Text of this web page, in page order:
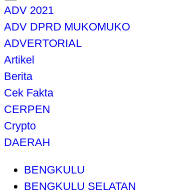
ADV 2021
ADV DPRD MUKOMUKO
ADVERTORIAL
Artikel
Berita
Cek Fakta
CERPEN
Crypto
DAERAH
BENGKULU
BENGKULU SELATAN